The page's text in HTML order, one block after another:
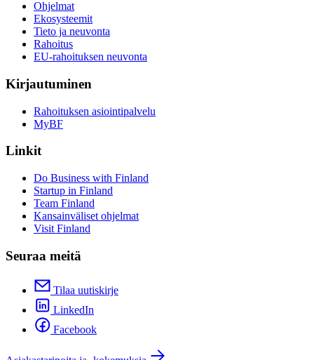
Ohjelmat
Ekosysteemit
Tieto ja neuvonta
Rahoitus
EU-rahoituksen neuvonta
Kirjautuminen
Rahoituksen asiointipalvelu
MyBF
Linkit
Do Business with Finland
Startup in Finland
Team Finland
Kansainväliset ohjelmat
Visit Finland
Seuraa meitä
Tilaa uutiskirje
LinkedIn
Facebook